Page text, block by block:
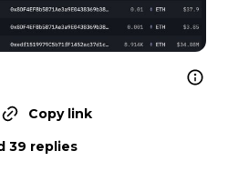
Copy link
39 replies